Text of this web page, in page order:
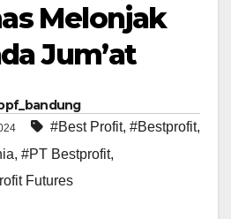
Melonjak
Jum’at
#Best Profit, #Bestprofit,
, #PT Bestprofit,
Futures